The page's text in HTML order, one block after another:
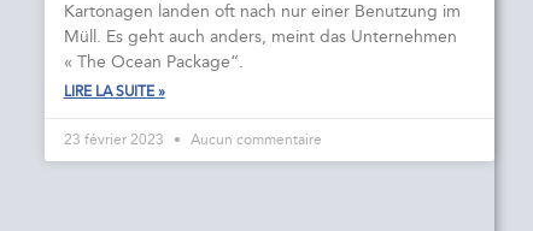
Kartonagen landen oft nach nur einer Benutzung im
Müll. Es geht auch anders, meint das Unternehmen
« The Ocean Package“.
LIRE LA SUITE »
23 février 2023 Aucun commentaire